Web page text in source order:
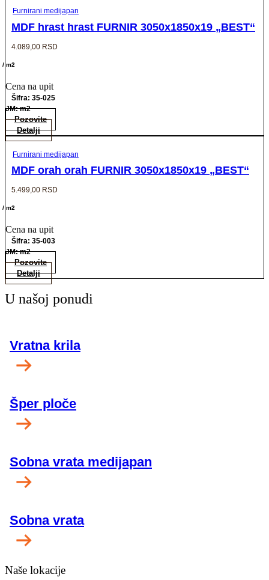
Furnirani medijapan
MDF hrast hrast FURNIR 3050x1850x19 „BEST“
4.089,00 RSD
/ m2
Cena na upit
Šifra: 35-025
JM: m2
Pozovite
Detalji
Furnirani medijapan
MDF orah orah FURNIR 3050x1850x19 „BEST“
5.499,00 RSD
/ m2
Cena na upit
Šifra: 35-003
JM: m2
Pozovite
Detalji
U našoj ponudi
Vratna krila
Šper ploče
Sobna vrata medijapan
Sobna vrata
Naše lokacije